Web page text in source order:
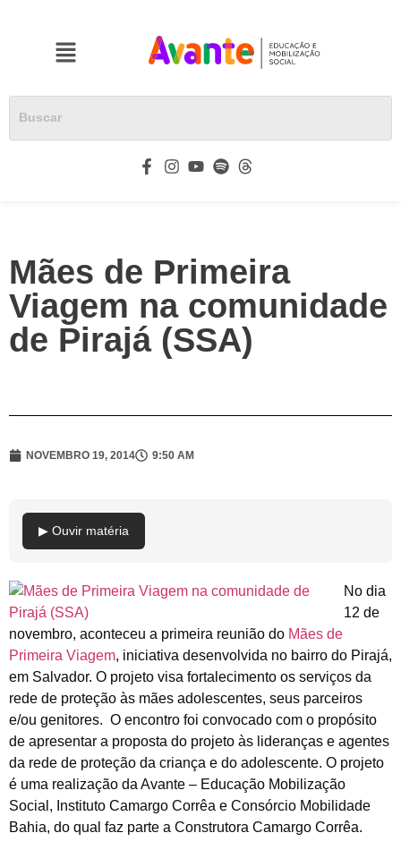
Mães de Primeira
Viagem na comunidade
de Pirajá (SSA)
NOVEMBRO 19, 2014 9:50 AM
▶ Ouvir matéria
No dia
12 de
novembro, aconteceu a primeira reunião do Mães de
Primeira Viagem, iniciativa desenvolvida no bairro do Pirajá,
em Salvador. O projeto visa fortalecimento os serviços da
rede de proteção às mães adolescentes, seus parceiros
e/ou genitores. O encontro foi convocado com o propósito
de apresentar a proposta do projeto às lideranças e agentes
da rede de proteção da criança e do adolescente. O projeto
é uma realização da Avante – Educação Mobilização
Social, Instituto Camargo Corrêa e Consórcio Mobilidade
Bahia, do qual faz parte a Construtora Camargo Corrêa.